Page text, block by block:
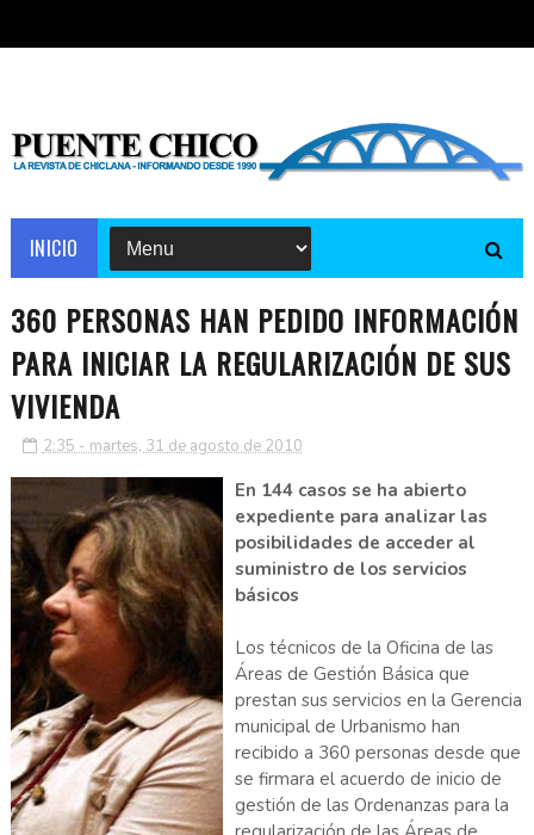
INICIO
360 PERSONAS HAN PEDIDO INFORMACIÓN
PARA INICIAR LA REGULARIZACIÓN DE SUS
VIVIENDA
2:35 - martes, 31 de agosto de 2010
En 144 casos se ha abierto
expediente para analizar las
posibilidades de acceder al
suministro de los servicios
básicos
Los técnicos de la Oficina de las
Áreas de Gestión Básica que
prestan sus servicios en la Gerencia
municipal de Urbanismo han
recibido a 360 personas desde que
se firmara el acuerdo de inicio de
gestión de las Ordenanzas para la